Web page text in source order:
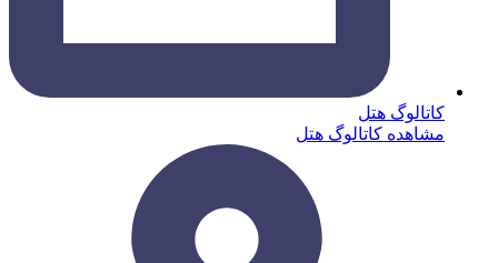
کاتالوگ هتل
مشاهده کاتالوگ هتل